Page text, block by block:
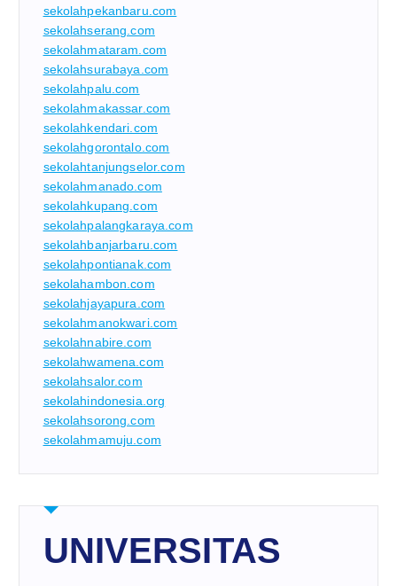
sekolahpekanbaru.com
sekolahserang.com
sekolahmataram.com
sekolahsurabaya.com
sekolahpalu.com
sekolahmakassar.com
sekolahkendari.com
sekolahgorontalo.com
sekolahtanjungselor.com
sekolahmanado.com
sekolahkupang.com
sekolahpalangkaraya.com
sekolahbanjarbaru.com
sekolahpontianak.com
sekolahambon.com
sekolahjayapura.com
sekolahmanokwari.com
sekolahnabire.com
sekolahwamena.com
sekolahsalor.com
sekolahindonesia.org
sekolahsorong.com
sekolahmamuju.com
UNIVERSITAS